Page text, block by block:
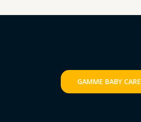
GAMME BABY CARE